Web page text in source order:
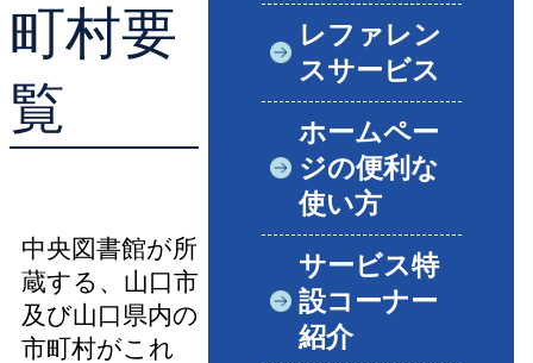
町村要
覧
中央図書館が所
蔵する、山口市
及び山口県内の
市町村がこれ
レファレン
スサービス
ホームペー
ジの便利な
使い方
サービス特
設コーナー
紹介